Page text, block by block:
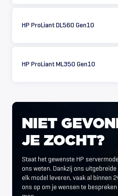
HP ProLiant DL560 Gen10
HP ProLiant ML350 Gen10
NIET
JE ZOCHT?
Staat het gewenste HP
ons weten. Dankzij ons
elk model leveren, vaak al binnen
ons op om je wensen te